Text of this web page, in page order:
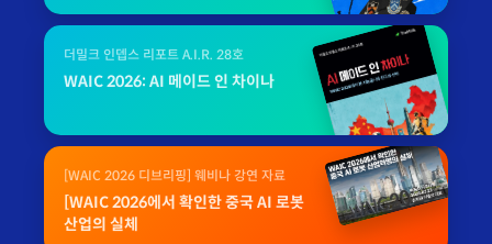
더밀크 인뎁스 리포트 A.I.R. 28호
WAIC 2026: AI 메이드 인 차이나
[WAIC 2026 디브리핑] 웨비나 강연 자료
[WAIC 2026에서 확인한 중국 AI 로봇
산업의 실체